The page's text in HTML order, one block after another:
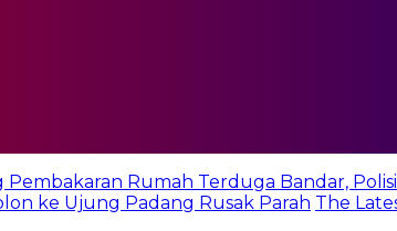
Rumah Terduga Bandar,
ke Ujung Padang Rusak Parah The